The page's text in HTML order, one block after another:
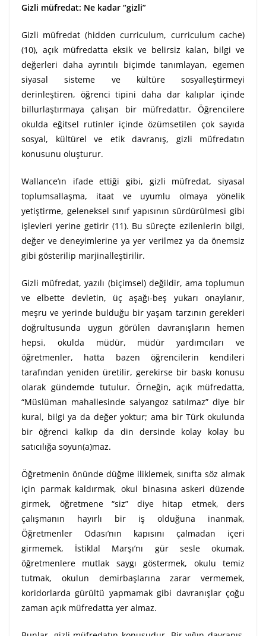
Gizli müfredat: Ne kadar “gizli”
Gizli müfredat (hidden curriculum, curriculum cache)
(10), açık müfredatta eksik ve belirsiz kalan, bilgi ve
değerleri daha ayrıntılı biçimde tanımlayan, egemen
siyasal sisteme ve kültüre sosyalleştirmeyi
derinleştiren, öğrenci tipini daha dar kalıplar içinde
billurlaştırmaya çalışan bir müfredattır. Öğrencilere
okulda eğitsel rutinler içinde özümsetilen çok sayıda
sosyal, kültürel ve etik davranış, gizli müfredatın
konusunu oluşturur.
Wallance’ın ifade ettiği gibi, gizli müfredat, siyasal
toplumsallaşma, itaat ve uyumlu olmaya yönelik
yetiştirme, geleneksel sınıf yapısının sürdürülmesi gibi
işlevleri yerine getirir (11). Bu süreçte ezilenlerin bilgi,
değer ve deneyimlerine ya yer verilmez ya da önemsiz
gibi gösterilip marjinalleştirilir.
Gizli müfredat, yazılı (biçimsel) değildir, ama toplumun
ve elbette devletin, üç aşağı-beş yukarı onaylanır,
meşru ve yerinde bulduğu bir yaşam tarzının gerekleri
doğrultusunda uygun görülen davranışların hemen
hepsi, okulda müdür, müdür yardımcıları ve
öğretmenler, hatta bazen öğrencilerin kendileri
tarafından yeniden üretilir, gerekirse bir baskı konusu
olarak gündemde tutulur. Örneğin, açık müfredatta,
“Müslüman mahallesinde salyangoz satılmaz” diye bir
kural, bilgi ya da değer yoktur; ama bir Türk okulunda
bir öğrenci kalkıp da din dersinde kolay kolay bu
satıcılığa soyun(a)maz.
Öğretmenin önünde düğme iliklemek, sınıfta söz almak
için parmak kaldırmak, okul binasına askeri düzende
girmek, öğretmene “siz” diye hitap etmek, ders
çalışmanın hayırlı bir iş olduğuna inanmak,
Öğretmenler Odası’nın kapısını çalmadan içeri
girmemek, İstiklal Marşı’nı gür sesle okumak,
öğretmenlere mutlak saygı göstermek, okulu temiz
tutmak, okulun demirbaşlarına zarar vermemek,
koridorlarda gürültü yapmamak gibi davranışlar çoğu
zaman açık müfredatta yer almaz.